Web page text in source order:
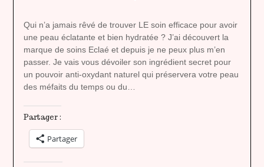
heavenly
Qui n’a jamais rêvé de trouver LE soin efficace pour avoir
une peau éclatante et bien hydratée ? J’ai découvert la
marque de soins Eclaé et depuis je ne peux plus m’en
passer. Je vais vous dévoiler son ingrédient secret pour
un pouvoir anti-oxydant naturel qui préservera votre peau
des méfaits du temps ou du…
Partager :
Partager